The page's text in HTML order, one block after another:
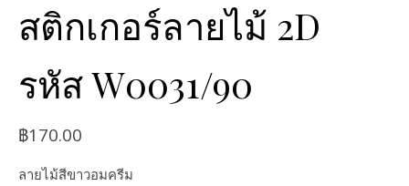
สติกเกอร์ลายไม้ 2D
รหัส W0031/90
฿170.00
ลายไม้สีขาวอมครีม